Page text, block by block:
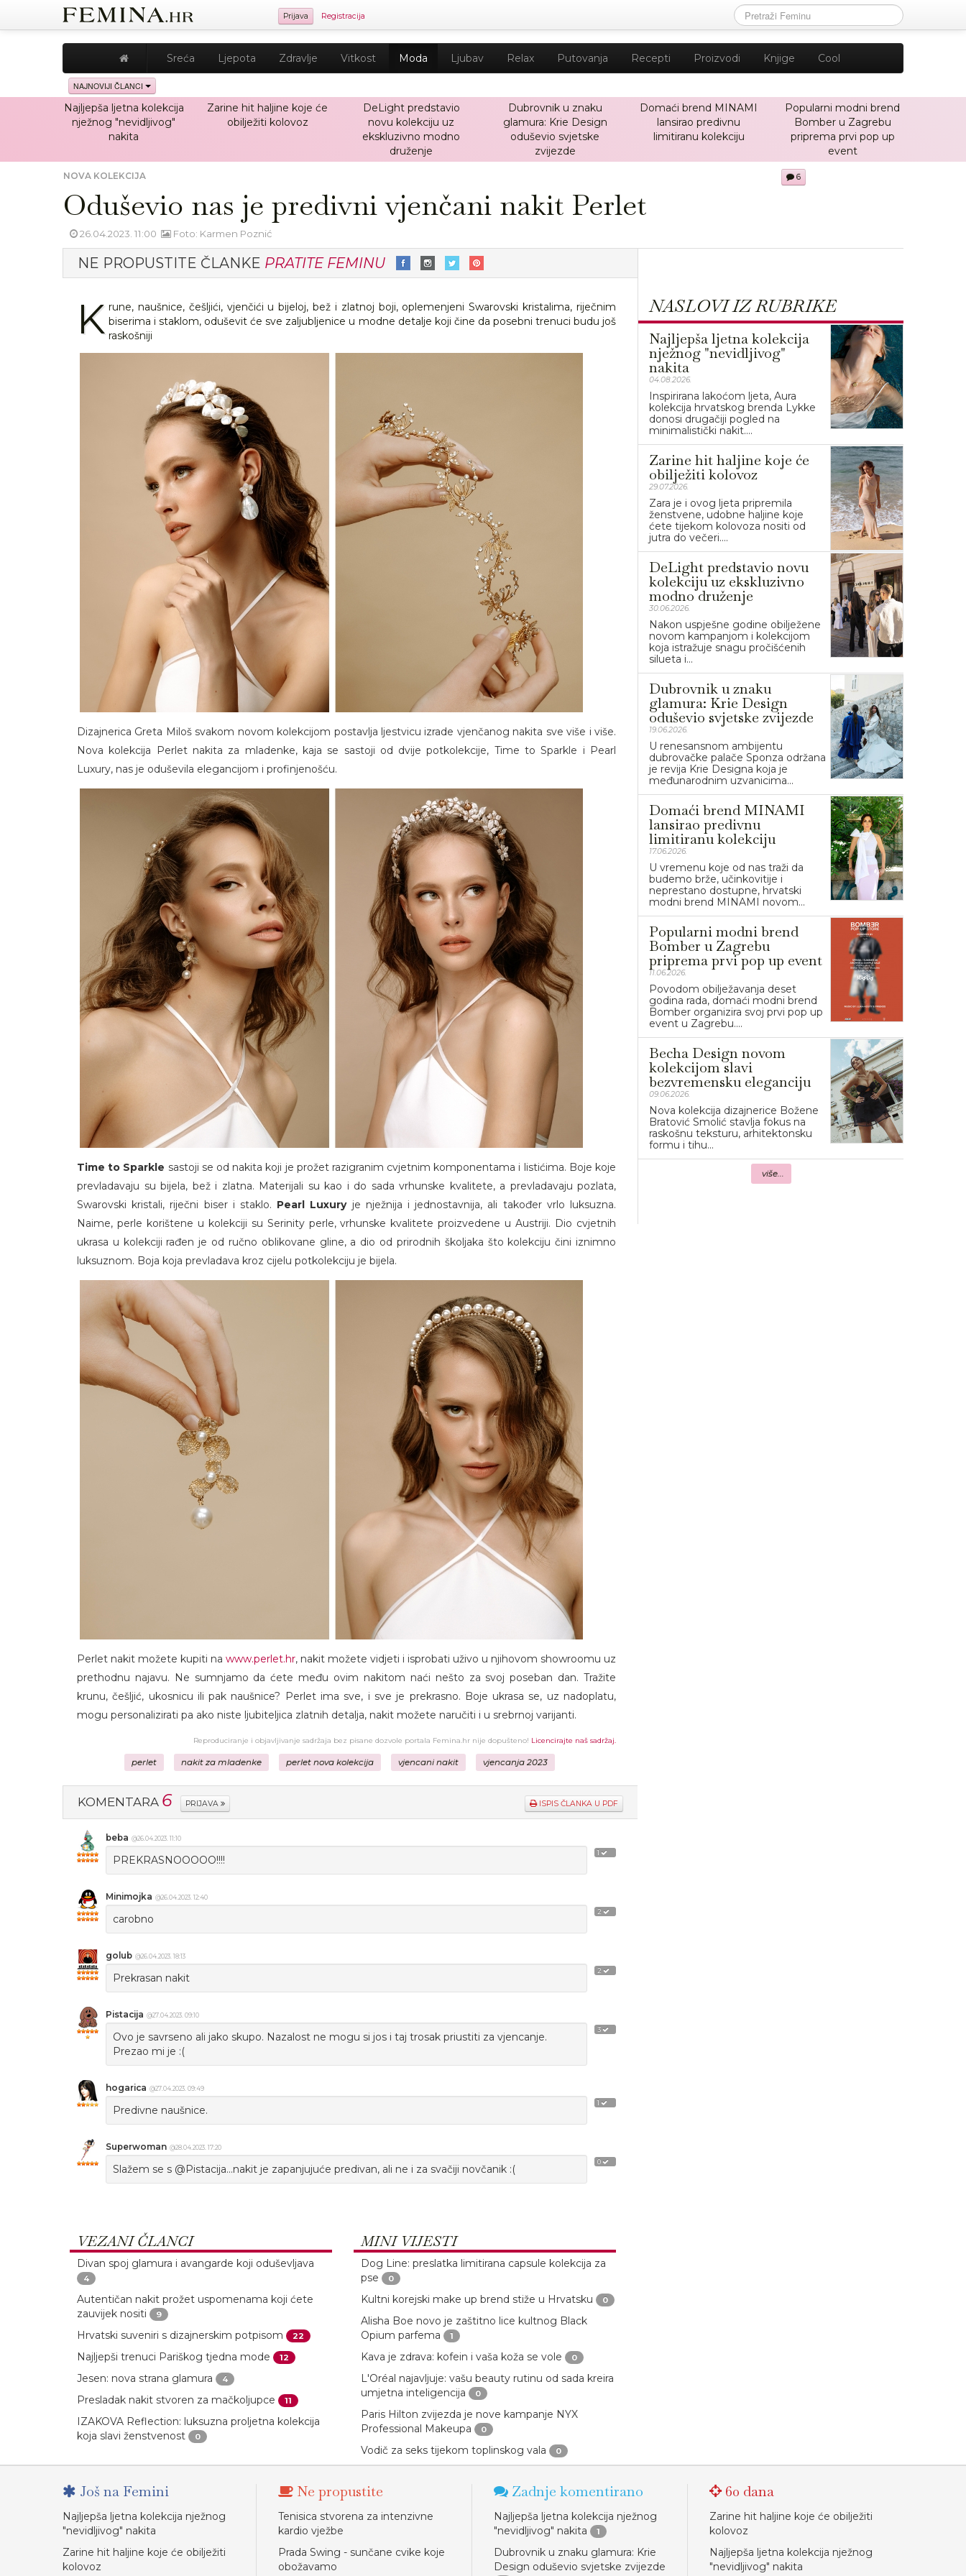
Prijava Registracija
Sreća Ljepota Zdravlje Vitkost Moda Ljubav Relax Putovanja Recepti Proizvodi Knjige Cool
NAJNOVIJI ČLANCI
Najljepša ljetna kolekcija
nježnog "nevidljivog"
nakita
Zarine hit haljine koje će
obilježiti kolovoz
DeLight predstavio
novu kolekciju uz
ekskluzivno modno
druženje
Dubrovnik u znaku
glamura: Krie Design
oduševio svjetske
zvijezde
Domaći brend MINAMI
lansirao predivnu
limitiranu kolekciju
Popularni modni brend
Bomber u Zagrebu
priprema prvi pop up
event
NOVA KOLEKCIJA
Oduševio nas je predivni vjenčani nakit Perlet
6
26.04.2023. 11:00 Foto: Karmen Poznić
NE PROPUSTITE ČLANKE PRATITE FEMINU
K rune, naušnice, češljići, vjenčići u bijeloj, bež i zlatnoj boji, oplemenjeni Swarovski kristalima, riječnim
biserima i staklom, oduševit će sve zaljubljenice u modne detalje koji čine da posebni trenuci budu još
raskošniji
Dizajnerica Greta Miloš svakom novom kolekcijom postavlja ljestvicu izrade vjenčanog nakita sve više i više.
Nova kolekcija Perlet nakita za mladenke, kaja se sastoji od dvije potkolekcije, Time to Sparkle i Pearl
Luxury, nas je oduševila elegancijom i profinjenošću.
Time to Sparkle sastoji se od nakita koji je prožet razigranim cvjetnim komponentama i listićima. Boje koje
prevladavaju su bijela, bež i zlatna. Materijali su kao i do sada vrhunske kvalitete, a prevladavaju pozlata,
Swarovski kristali, riječni biser i staklo. Pearl Luxuryje nježnija i jednostavnija, ali također vrlo luksuzna.
Naime, perle korištene u kolekciji su Serinity perle, vrhunske kvalitete proizvedene u Austriji. Dio cvjetnih
ukrasa u kolekciji rađen je od ručno oblikovane gline, a dio od prirodnih školjaka što kolekciju čini iznimno
luksuznom. Boja koja prevladava kroz cijelu potkolekciju je bijela.
Perlet nakit možete kupiti na www.perlet.hr, nakit možete vidjeti i isprobati uživo u njihovom showroomu uz
prethodnu najavu. Ne sumnjamo da ćete među ovim nakitom naći nešto za svoj poseban dan. Tražite
krunu, češljić, ukosnicu ili pak naušnice? Perlet ima sve, i sve je prekrasno. Boje ukrasa se, uz nadoplatu,
mogu personalizirati pa ako niste ljubiteljica zlatnih detalja, nakit možete naručiti i u srebrnoj varijanti.
Reproduciranje i objavljivanje sadržaja bez pisane dozvole portala Femina.hr nije dopušteno! Licencirajte naš sadržaj.
perlet nakit za mladenke perlet nova kolekcija vjencani nakit vjencanja 2023
KOMENTARA 6 PRIJAVA ISPIS ČLANKA U PDF
1
beba @26.04.2023. 11:10
PREKRASNOOOOO!!!!
2
Minimojka @26.04.2023. 12:40
carobno
2
golub @26.04.2023. 18:13
Prekrasan nakit
3
Pistacija @27.04.2023. 09:10
Ovo je savrseno ali jako skupo. Nazalost ne mogu si jos i taj trosak priustiti za vjencanje.
Prezao mi je :(
1
hogarica @27.04.2023. 09:49
Predivne naušnice.
0
Superwoman @28.04.2023. 17:20
Slažem se s @Pistacija...nakit je zapanjujuće predivan, ali ne i za svačiji novčanik :(
VEZANI ČLANCI
Divan spoj glamura i avangarde koji oduševljava
4
Autentičan nakit prožet uspomenama koji ćete
zauvijek nositi
9
Hrvatski suveniri s dizajnerskim potpisom 22
Najljepši trenuci Pariškog tjedna mode 12
Jesen: nova strana glamura 4
Presladak nakit stvoren za mačkoljupce 11
IZAKOVA Reflection: luksuzna proljetna kolekcija
koja slavi ženstvenost
0
MINI VIJESTI
Dog Line: preslatka limitirana capsule kolekcija za
pse
0
Kultni korejski make up brend stiže u Hrvatsku 0
Alisha Boe novo je zaštitno lice kultnog Black
Opium parfema
1
Kava je zdrava: kofein i vaša koža se vole 0
L'Oréal najavljuje: vašu beauty rutinu od sada kreira
umjetna inteligencija
0
Paris Hilton zvijezda je nove kampanje NYX
Professional Makeupa
0
Vodič za seks tijekom toplinskog vala 0
NASLOVI IZ RUBRIKE
Najljepša ljetna kolekcija
nježnog "nevidljivog"
nakita
04.08.2026.
Inspirirana lakoćom ljeta, Aura
kolekcija hrvatskog brenda Lykke
donosi drugačiji pogled na
minimalistički nakit....
Zarine hit haljine koje će
obilježiti kolovoz
29.07.2026.
Zara je i ovog ljeta pripremila
ženstvene, udobne haljine koje
ćete tijekom kolovoza nositi od
jutra do večeri....
DeLight predstavio novu
kolekciju uz ekskluzivno
modno druženje
30.06.2026.
Nakon uspješne godine obilježene
novom kampanjom i kolekcijom
koja istražuje snagu pročišćenih
silueta i...
Dubrovnik u znaku
glamura: Krie Design
oduševio svjetske zvijezde
19.06.2026.
U renesansnom ambijentu
dubrovačke palače Sponza održana
je revija Krie Designa koja je
međunarodnim uzvanicima...
Domaći brend MINAMI
lansirao predivnu
limitiranu kolekciju
17.06.2026.
U vremenu koje od nas traži da
budemo brže, učinkovitije i
neprestano dostupne, hrvatski
modni brend MINAMI novom...
Popularni modni brend
Bomber u Zagrebu
priprema prvi pop up event
11.06.2026.
Povodom obilježavanja deset
godina rada, domaći modni brend
Bomber organizira svoj prvi pop up
event u Zagrebu....
Becha Design novom
kolekcijom slavi
bezvremensku eleganciju
09.06.2026.
Nova kolekcija dizajnerice Božene
Bratović Smolić stavlja fokus na
raskošnu teksturu, arhitektonsku
formu i tihu...
više...
Još na Femini
Najljepša ljetna kolekcija nježnog
"nevidljivog" nakita
Zarine hit haljine koje će obilježiti
kolovoz
Ne propustite
Tenisica stvorena za intenzivne
kardio vježbe
Prada Swing - sunčane cvike koje
obožavamo
Zadnje komentirano
Najljepša ljetna kolekcija nježnog
"nevidljivog" nakita
1
Dubrovnik u znaku glamura: Krie
Design oduševio svjetske zvijezde
60 dana
Zarine hit haljine koje će obilježiti
kolovoz
Najljepša ljetna kolekcija nježnog
"nevidljivog" nakita